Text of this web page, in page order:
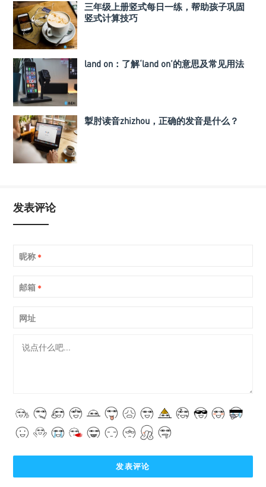
三年级上册竖式每日一练，帮助孩子巩固
竖式计算技巧
land on：了解‘land on’的意思及常见用法
掣肘读音zhizhou，正确的发音是什么？
发表评论
昵称 *
邮箱 *
网址